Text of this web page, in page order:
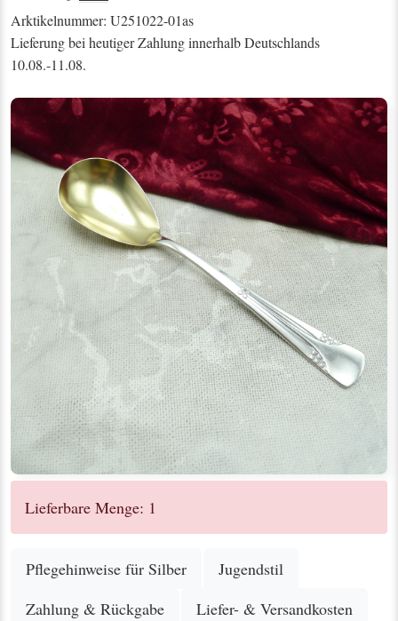
Arktikelnummer: U251022-01as
Lieferung bei heutiger Zahlung innerhalb Deutschlands
10.08.-11.08.
Lieferbare Menge: 1
Pflegehinweise für Silber
Jugendstil
Zahlung & Rückgabe
Liefer- & Versandkosten